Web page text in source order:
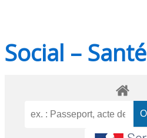
Social – Santé